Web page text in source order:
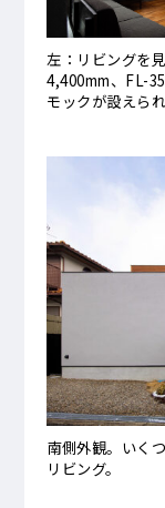
左：リビングを
4,400mm、FL-
モックが設えら
南側外観。いく
リビング。